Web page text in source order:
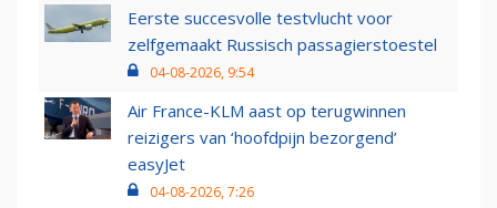
Eerste succesvolle testvlucht voor
zelfgemaakt Russisch passagierstoestel
04-08-2026, 9:54
Air France-KLM aast op terugwinnen
reizigers van ‘hoofdpijn bezorgend’
easyJet
04-08-2026, 7:26